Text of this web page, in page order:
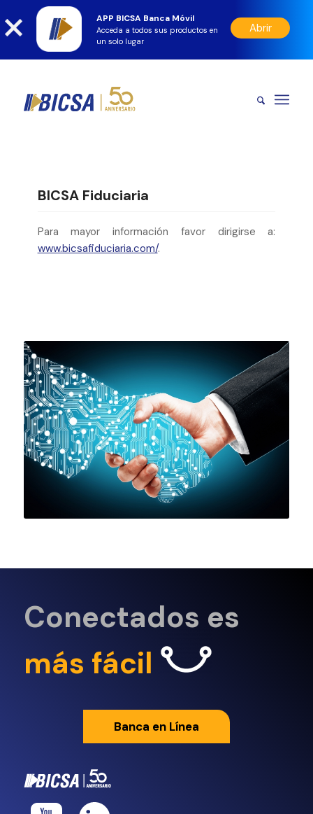
APP BICSA Banca Móvil
Acceda a todos sus productos en
un solo lugar
Abrir
BICSA Fiduciaria
Para mayor información favor dirigirse a:
www.bicsafiduciaria.com/.
Conectados es
más fácil
Banca en Línea